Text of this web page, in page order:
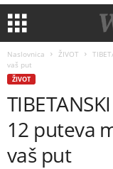
Naslovnica ŽIVOT
vaš put
ŽIVOT
12 puteva
vaš put